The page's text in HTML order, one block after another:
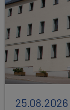
25.08.2026